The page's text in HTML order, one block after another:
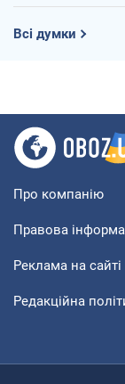
Всі думки
Про компанію
Правова
Реклама на сайті
Редакційна